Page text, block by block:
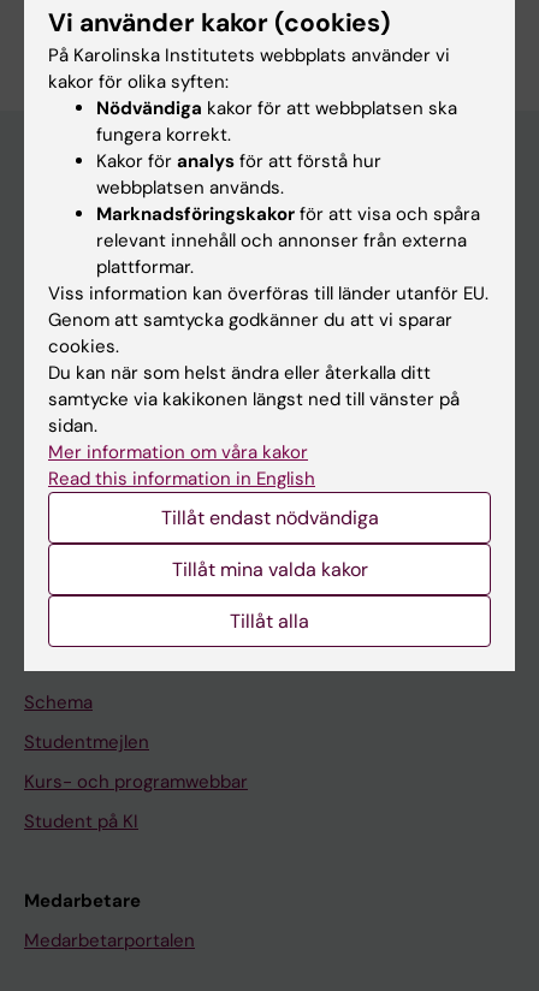
Är du Jaakko Patrakka?
Redigera din profil
Huvudmeny
Utbildning
Forskarutbildning
Forskning
Om KI
På gång
Nyheter
Schema
Studentmejlen
Kurs- och programwebbar
Student på KI
Medarbetare
Medarbetarportalen
Vi använder kakor (cookies)
På Karolinska Institutets webbplats använder vi
kakor för olika syften:
Nödvändiga kakor för att webbplatsen ska
fungera korrekt.
Kakor för analys för att förstå hur
webbplatsen används.
Marknadsföringskakor för att visa och spåra
relevant innehåll och annonser från externa
plattformar.
Viss information kan överföras till länder utanför EU.
Genom att samtycka godkänner du att vi sparar
cookies.
Du kan när som helst ändra eller återkalla ditt
samtycke via kakikonen längst ned till vänster på
sidan.
Mer information om våra kakor
Read this information in English
Tillåt endast nödvändiga
Tillåt mina valda kakor
Tillåt alla